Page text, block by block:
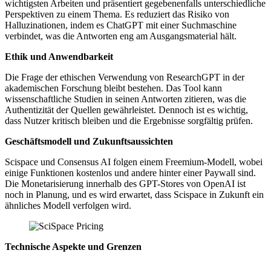
wichtigsten Arbeiten und präsentiert gegebenenfalls unterschiedliche
Perspektiven zu einem Thema. Es reduziert das Risiko von
Halluzinationen, indem es ChatGPT mit einer Suchmaschine
verbindet, was die Antworten eng am Ausgangsmaterial hält.
Ethik und Anwendbarkeit
Die Frage der ethischen Verwendung von ResearchGPT in der
akademischen Forschung bleibt bestehen. Das Tool kann
wissenschaftliche Studien in seinen Antworten zitieren, was die
Authentizität der Quellen gewährleistet. Dennoch ist es wichtig,
dass Nutzer kritisch bleiben und die Ergebnisse sorgfältig prüfen.
Geschäftsmodell und Zukunftsaussichten
Scispace und Consensus AI folgen einem Freemium-Modell, wobei
einige Funktionen kostenlos und andere hinter einer Paywall sind.
Die Monetarisierung innerhalb des GPT-Stores von OpenAI ist
noch in Planung, und es wird erwartet, dass Scispace in Zukunft ein
ähnliches Modell verfolgen wird.
Technische Aspekte und Grenzen